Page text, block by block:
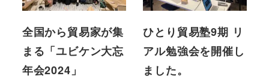
全国から貿易家が集
まる「ユビケン大忘
年会2024」
ひとり貿易塾9期 リ
アル勉強会を開催し
ました。